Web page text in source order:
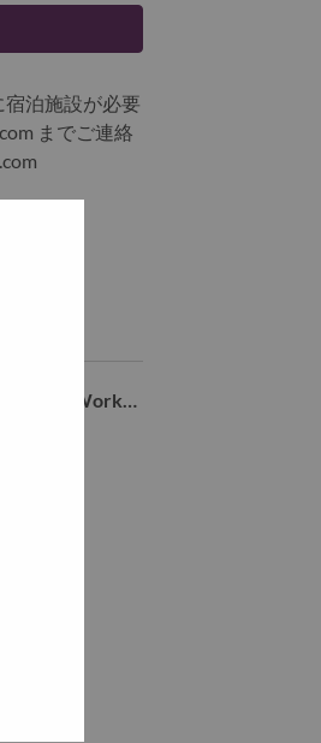
泊施設が必要
までご連絡
LATAM Delivery Manager - Digital Workplace Solutions